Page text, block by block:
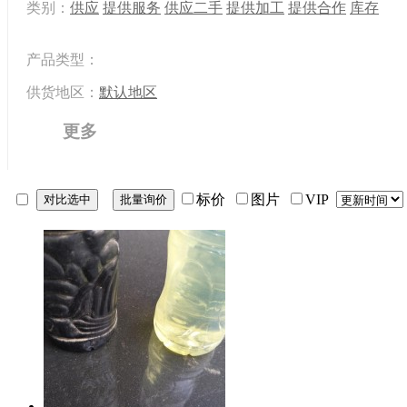
类别： 供应 提供服务 供应二手 提供加工 提供合作 库存
产品类型：
供货地区： 默认地区
更多
标价 图片 VIP